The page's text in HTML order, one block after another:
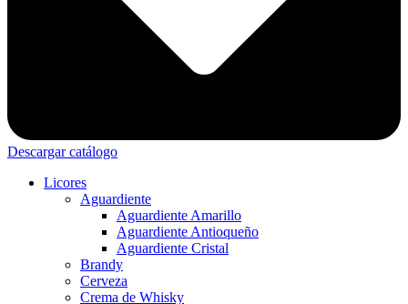
Descargar catálogo
Licores
Aguardiente
Aguardiente Amarillo
Aguardiente Antioqueño
Aguardiente Cristal
Brandy
Cerveza
Crema de Whisky